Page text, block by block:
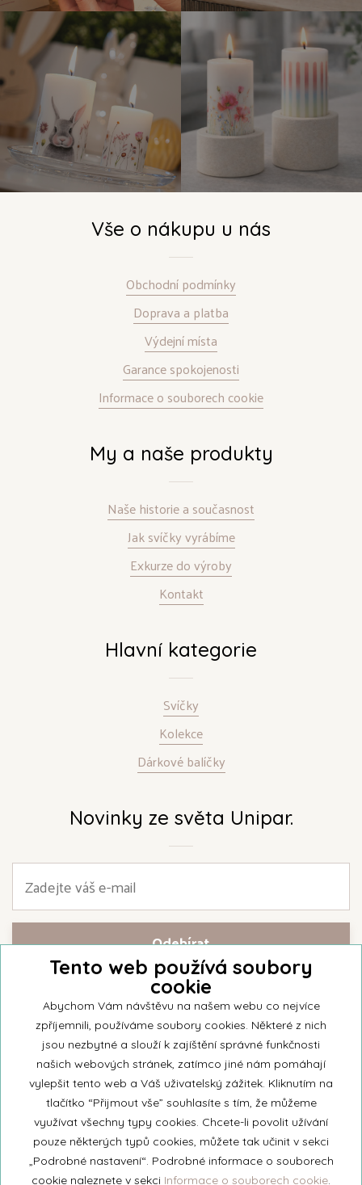
Vše o nákupu u nás
Obchodní podmínky
Doprava a platba
Výdejní místa
Garance spokojenosti
Informace o souborech cookie
My a naše produkty
Naše historie a současnost
Jak svíčky vyrábíme
Exkurze do výroby
Kontakt
Hlavní kategorie
Svíčky
Kolekce
Dárkové balíčky
Novinky ze světa Unipar.
Přihlašte se k našemu newsletteru a buďte jako první informováni o
nejnovějších kolekcích svíček a aktualitách z rodinné firmy Unipar.
© 2026 Unipar
+420 571 651 531
Tento web používá soubory
cookie
Abychom Vám návštěvu na našem webu co nejvíce
zpříjemnili, používáme soubory cookies. Některé z nich
jsou nezbytné a slouží k zajíštění správné funkčnosti
našich webových stránek, zatímco jiné nám pomáhají
vylepšit tento web a Váš uživatelský zážitek. Kliknutím na
tlačítko “Přijmout vše” souhlasíte s tím, že můžeme
využívat všechny typy cookies. Chcete-li povolit užívání
pouze některých typů cookies, můžete tak učinit v sekci
„Podrobné nastavení“. Podrobné informace o souborech
cookie naleznete v sekci Informace o souborech cookie.